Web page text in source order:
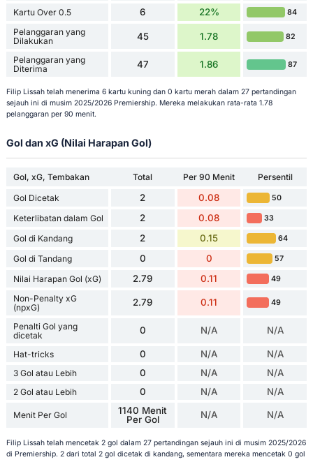
Kartu Over 0.5 6 22% 84
Pelanggaran yang
Dilakukan
45 1.78 82
Pelanggaran yang
Diterima
47 1.86 87
Filip Lissah telah menerima 6 kartu kuning dan 0 kartu merah dalam 27 pertandingan
sejauh ini di musim 2025/2026 Premiership. Mereka melakukan rata-rata 1.78
pelanggaran per 90 menit.
Gol dan xG (Nilai Harapan Gol)
Gol, xG, Tembakan Total Per 90 Menit
Persentil
Gol Dicetak
2 0.08 50
Keterlibatan dalam Gol 2 0.08 33
Gol di Kandang 2 0.15 64
Gol di Tandang 0 0 57
Nilai Harapan Gol (xG) 2.79 0.11 49
Non-Penalty xG
(npxG)
2.79 0.11 49
Penalti Gol yang
dicetak
0 N/A N/A
Hat-tricks 0 N/A N/A
3 Gol atau Lebih 0 N/A N/A
2 Gol atau Lebih 0 N/A N/A
Menit Per Gol
1140 Menit
Per Gol
N/A N/A
Filip Lissah telah mencetak 2 gol dalam 27 pertandingan sejauh ini di musim 2025/2026
di Premiership. 2 dari total 2 gol dicetak di kandang, sementara mereka mencetak 0 gol